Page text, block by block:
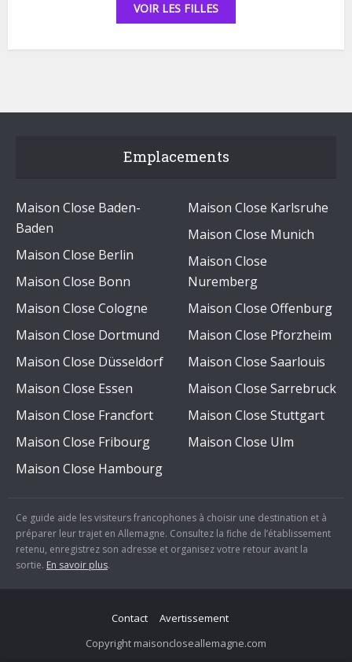
VOIR LES FILLES
Emplacements
Maison Close Baden-
Baden
Maison Close Berlin
Maison Close Bonn
Maison Close Cologne
Maison Close Dortmund
Maison Close Düsseldorf
Maison Close Essen
Maison Close Francfort
Maison Close Fribourg
Maison Close Hambourg
Maison Close Karlsruhe
Maison Close Munich
Maison Close
Nuremberg
Maison Close Offenburg
Maison Close Pforzheim
Maison Close Saarlouis
Maison Close Sarrebruck
Maison Close Stuttgart
Maison Close Ulm
Ce guide aide les visiteurs francophones à choisir une destination et à
préparer leur trajet en Allemagne. Consultez la fiche de l’établissement
retenu, enregistrez son adresse et organisez votre retour avant la
sortie. En savoir plus.
Contact
Avertissement
Copyright maisoncloseallemagne.com